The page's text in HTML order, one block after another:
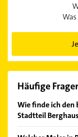
Häufige
Wie finde ich den
Stadtteil